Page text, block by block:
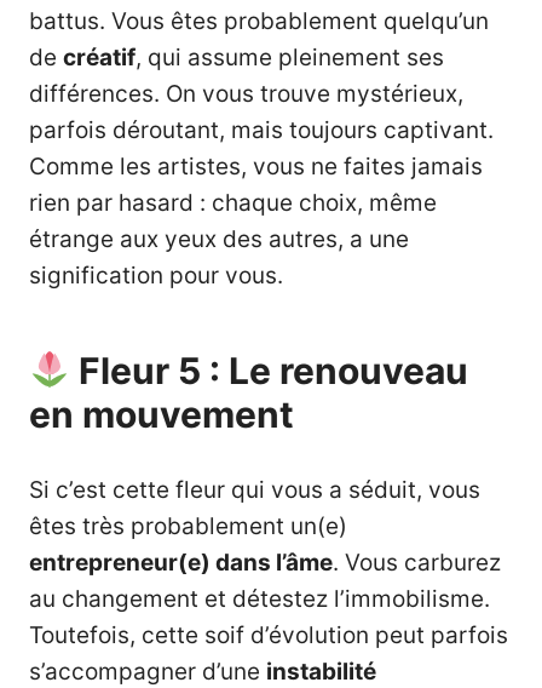
battus. Vous êtes probablement quelqu’un
de créatif, qui assume pleinement ses
différences. On vous trouve mystérieux,
parfois déroutant, mais toujours captivant.
Comme les artistes, vous ne faites jamais
rien par hasard : chaque choix, même
étrange aux yeux des autres, a une
signification pour vous.
Fleur 5 : Le renouveau
en mouvement
Si c’est cette fleur qui vous a séduit, vous
êtes très probablement un(e)
entrepreneur(e) dans l’âme. Vous carburez
au changement et détestez l’immobilisme.
Toutefois, cette soif d’évolution peut parfois
s’accompagner d’une instabilité